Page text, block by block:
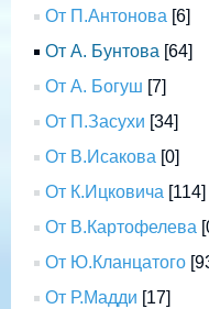
От П.Антонова [6]
От А. Бунтова [64]
От А. Богуш [7]
От П.Засухи [34]
От В.Исакова [0]
От К.Ицковича [114]
От В.Картофелева
От Ю.Кланцатого
От Р.Мадди [17]